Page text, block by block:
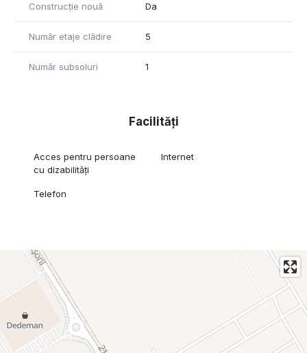
Construcție nouă Da
Număr etaje clădire 5
Număr subsoluri 1
Facilități
Acces pentru persoane
cu dizabilități
Internet
Telefon